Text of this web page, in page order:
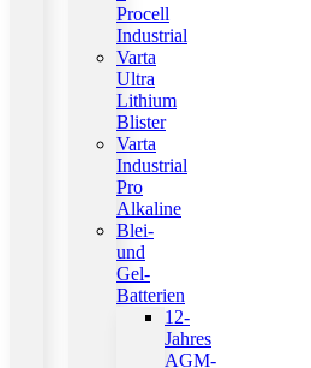
Procell
Industrial
Varta
Ultra
Lithium
Blister
Varta
Industrial
Pro
Alkaline
Blei-
und
Gel-
Batterien
12-
Jahres
AGM-